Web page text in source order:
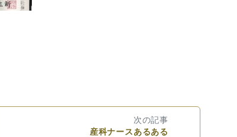
次の記事
産科ナースあるある